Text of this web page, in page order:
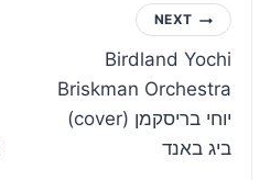
NEXT
Birdland Yochi
Briskman Orchestra
(cover) יוחי בריסקמן
ביג באנד